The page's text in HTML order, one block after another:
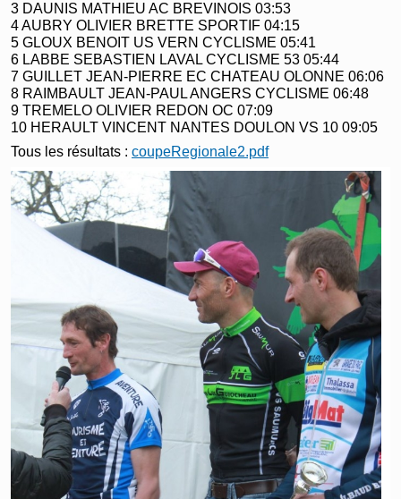
3 DAUNIS MATHIEU AC BREVINOIS 03:53
4 AUBRY OLIVIER BRETTE SPORTIF 04:15
5 GLOUX BENOIT US VERN CYCLISME 05:41
6 LABBE SEBASTIEN LAVAL CYCLISME 53 05:44
7 GUILLET JEAN-PIERRE EC CHATEAU OLONNE 06:06
8 RAIMBAULT JEAN-PAUL ANGERS CYCLISME 06:48
9 TREMELO OLIVIER REDON OC 07:09
10 HERAULT VINCENT NANTES DOULON VS 10 09:05
Tous les résultats : coupeRegionale2.pdf